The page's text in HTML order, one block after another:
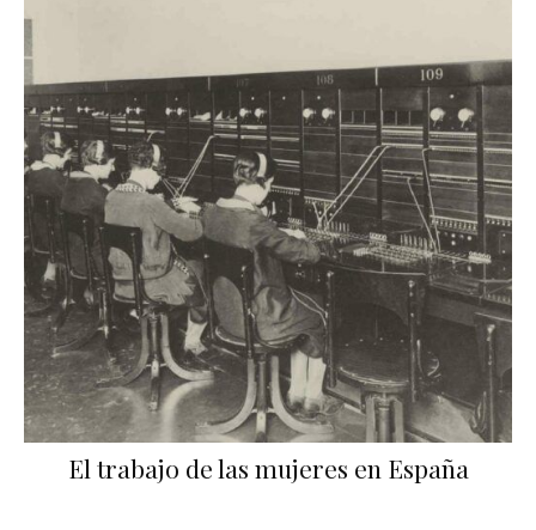
El trabajo de las mujeres en España